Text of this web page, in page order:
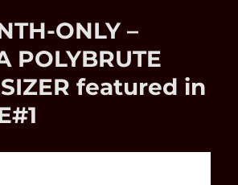
zum
FANTOM
SYNTHESIZER
ONLY –
POLYBRUTE
featured in